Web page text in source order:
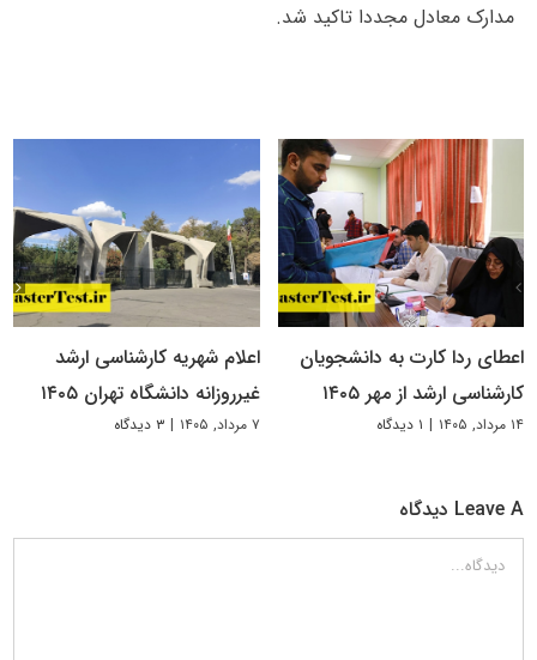
مدارک معادل مجددا تاکید شد.
اعطای ردا کارت به دانشجویان
کارشناسی ارشد از مهر ۱۴۰۵
۱۴ مرداد, ۱۴۰۵ | ۱ دیدگاه
اعلام شهریه کارشناسی ارشد
غیرروزانه دانشگاه تهران ۱۴۰۵
۷ مرداد, ۱۴۰۵ | ۳ دیدگاه
Leave A دیدگاه
دیدگاه